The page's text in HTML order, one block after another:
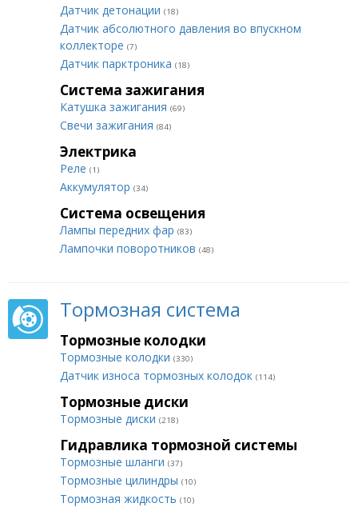
Датчик детонации (18)
Датчик абсолютного давления во впускном
коллекторе (7)
Датчик парктроника (18)
Система зажигания
Катушка зажигания (69)
Свечи зажигания (84)
Электрика
Реле (1)
Аккумулятор (34)
Система освещения
Лампы передних фар (83)
Лампочки поворотников (48)
Тормозная система
Тормозные колодки
Тормозные колодки (330)
Датчик износа тормозных колодок (114)
Тормозные диски
Тормозные диски (218)
Гидравлика тормозной системы
Тормозные шланги (37)
Тормозные цилиндры (10)
Тормозная жидкость (10)